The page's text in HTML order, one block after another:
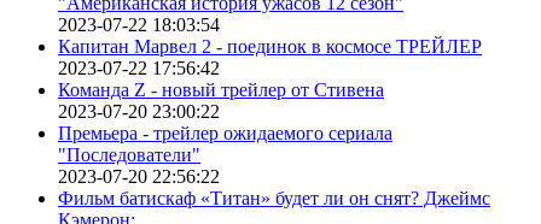
2023-07-22 18:03:54
Капитан Марвел 2 - поединок в космосе ТРЕЙЛЕР
2023-07-22 17:56:42
Команда Z - новый трейлер от Стивена
2023-07-20 23:00:22
Премьера - трейлер ожидаемого сериала
"Последователи"
2023-07-20 22:56:22
Фильм батискаф «Титан» будет ли он снят? Джеймс
Кэмерон: